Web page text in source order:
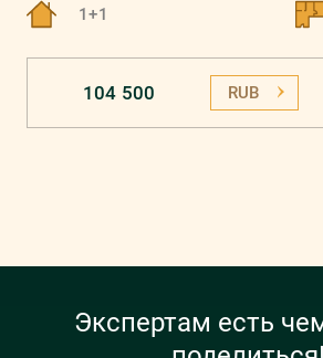
1+1
104 500 RUB
Экспертам есть